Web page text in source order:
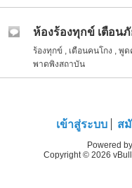
ห้องร้องทุกข์ เตือน
ร้องทุกข์ , เตือนคนโกง , พู
พาดพิงสถาบัน
เข้าสู่ระบบ ส
Powered by
Copyright © 2026